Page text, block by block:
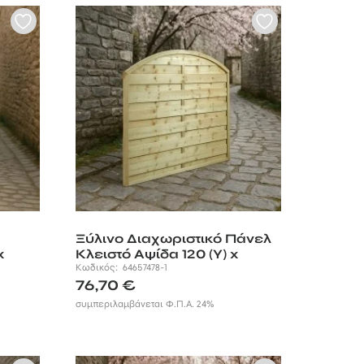
Ξύλινο Διαχωριστικό Πάνελ
Κλειστό Αψίδα 120 (Υ) x
180εκ.
Κωδικός: 64657478-1
76,70 €
συμπεριλαμβάνεται Φ.Π.Α. 24%